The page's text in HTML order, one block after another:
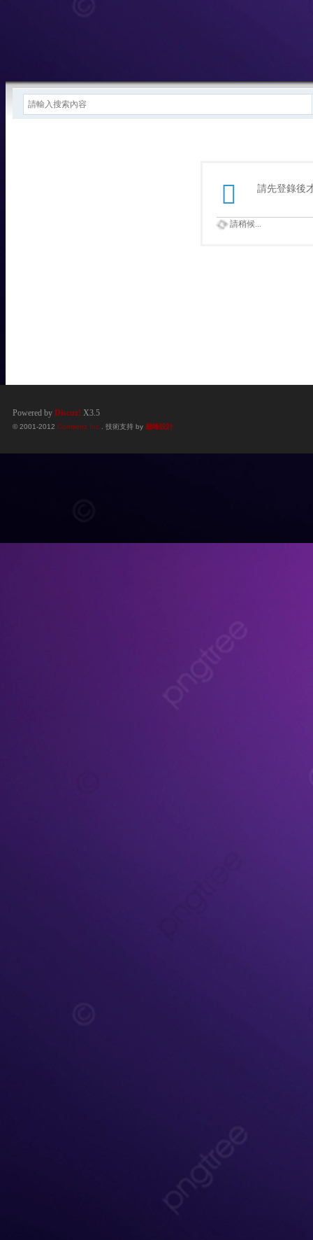
請先登錄後
請稍候...
Powered by Discuz! X3.5
© 2001-2012 Comsenz Inc. . 技術支持 by 巔峰設計